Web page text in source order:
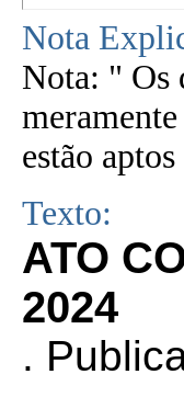
Nota
Nota: " Os
estão
Texto:
ATO
2024
.